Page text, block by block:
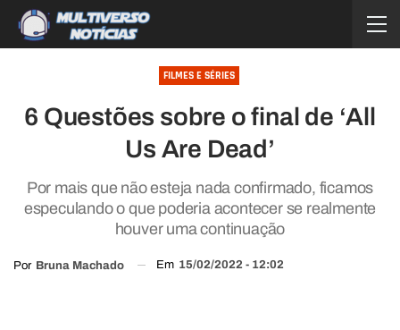
FILMES E SÉRIES
6 Questões sobre o final de ‘All
Us Are Dead’
Por mais que não esteja nada confirmado, ficamos
especulando o que poderia acontecer se realmente
houver uma continuação
Por Bruna Machado Em 15/02/2022 - 12:02